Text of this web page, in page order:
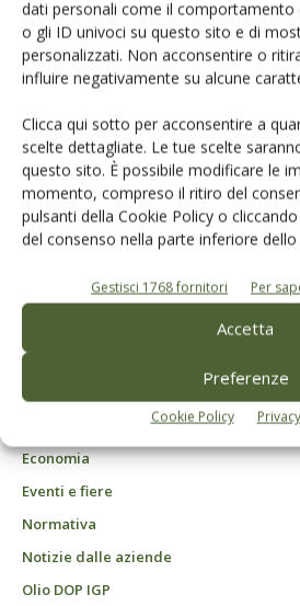
dati personali come il comportamento
o gli ID univoci su questo sito e di
personalizzati. Non acconsentire o
influire negativamente su alcune
Clicca qui sotto per acconsentire a
scelte dettagliate. Le tue scelte
questo sito. È possibile modificare le
momento, compreso il ritiro del
pulsanti della Cookie Policy o
del consenso nella parte inferiore
Gestisci 1768 fornitori Per
Accetta
Preferenze
Cookie Policy
© Tecniche Nuove Spa. Tutti i diritti riservati.
20157 Milano | Codice fiscale, Partita IVA e
Registrazione Tribunale di Milano n. 69 del
registrata presso il tribunale di Bologna n. 6776
ROC "Poste italiane Spa - sped. A.P. - DL 353/
DCB Milano" Roc n. 24344 del 11 marzo 2014
Agrofarmaci – Difesa
Economia
Eventi e fiere
Normativa
Notizie dalle aziende
Olio DOP IGP